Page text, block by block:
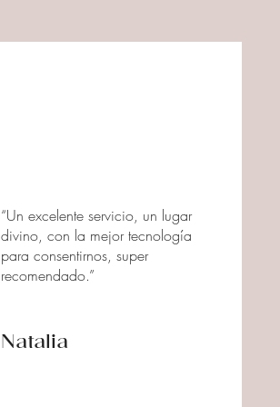
“Un excelente servicio, un lugar
divino, con la mejor tecnología
para consentirnos, super
recomendado.”
Natalia